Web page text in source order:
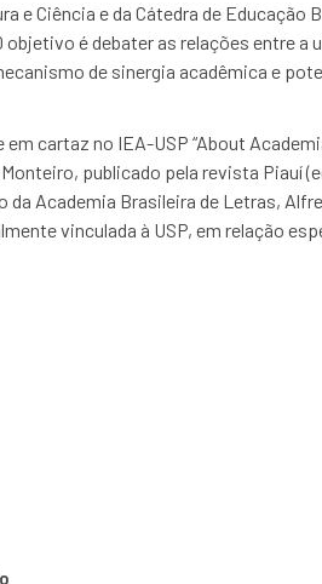
e Ciência e da Cátedra de Educação
é debater as relações entre a
de sinergia acadêmica e
cartaz no IEA-USP “About
publicado pela revista Piauí
Academia Brasileira de Letras,
vinculada à USP, em relação